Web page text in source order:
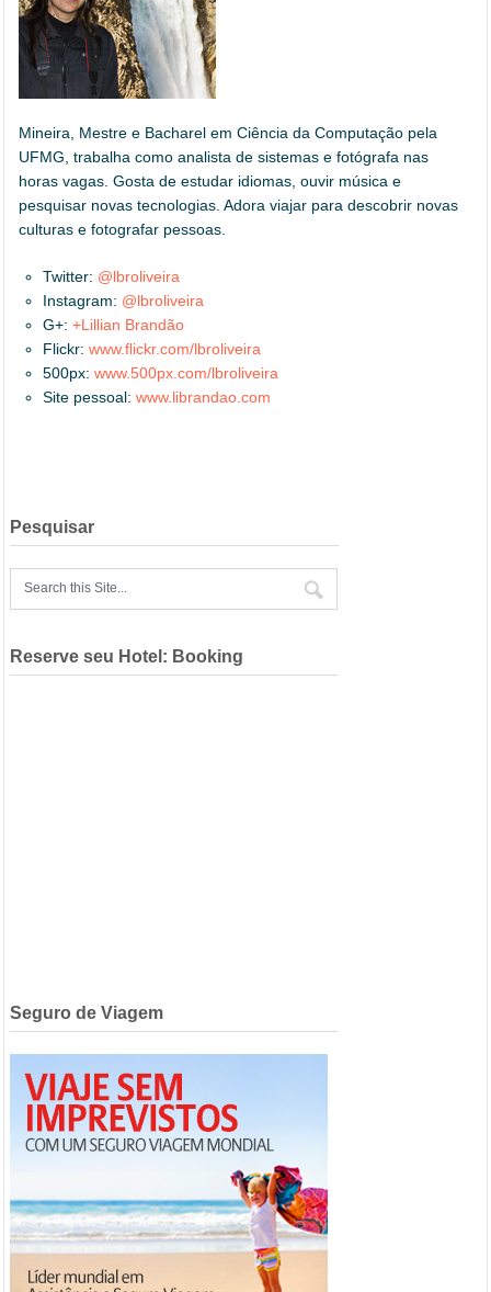
Mineira, Mestre e Bacharel em Ciência da Computação pela
UFMG, trabalha como analista de sistemas e fotógrafa nas
horas vagas. Gosta de estudar idiomas, ouvir música e
pesquisar novas tecnologias. Adora viajar para descobrir novas
culturas e fotografar pessoas.
Twitter: @lbroliveira
Instagram: @lbroliveira
G+:+Lillian Brandão
Flickr:www.flickr.com/lbroliveira
500px:www.500px.com/lbroliveira
Site pessoal:www.librandao.com
Pesquisar
Reserve seu Hotel: Booking
Seguro de Viagem